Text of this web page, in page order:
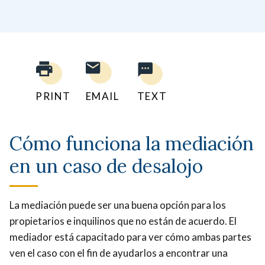
PRINT EMAIL TEXT
Cómo funciona la mediación
en un caso de desalojo
La mediación puede ser una buena opción para los
propietarios e inquilinos que no están de acuerdo. El
mediador está capacitado para ver cómo ambas partes
ven el caso con el fin de ayudarlos a encontrar una